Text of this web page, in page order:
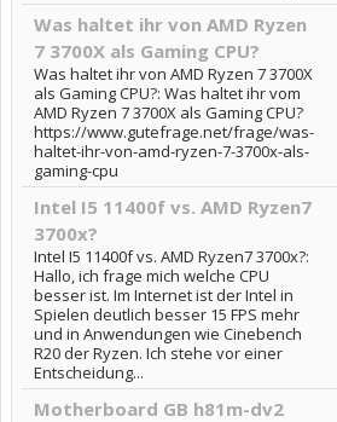
Was haltet ihr von AMD Ryzen
7 3700X als Gaming CPU?
Was haltet ihr von AMD Ryzen 7 3700X
als Gaming CPU?: Was haltet ihr vom
AMD Ryzen 7 3700X als Gaming CPU?
https://www.gutefrage.net/frage/was-
haltet-ihr-von-amd-ryzen-7-3700x-als-
gaming-cpu
Intel I5 11400f vs. AMD Ryzen7
3700x?
Intel I5 11400f vs. AMD Ryzen7 3700x?:
Hallo, ich frage mich welche CPU
besser ist. Im Internet ist der Intel in
Spielen deutlich besser 15 FPS mehr
und in Anwendungen wie Cinebench
R20 der Ryzen. Ich stehe vor einer
Entscheidung...
Motherboard GB h81m-dv2